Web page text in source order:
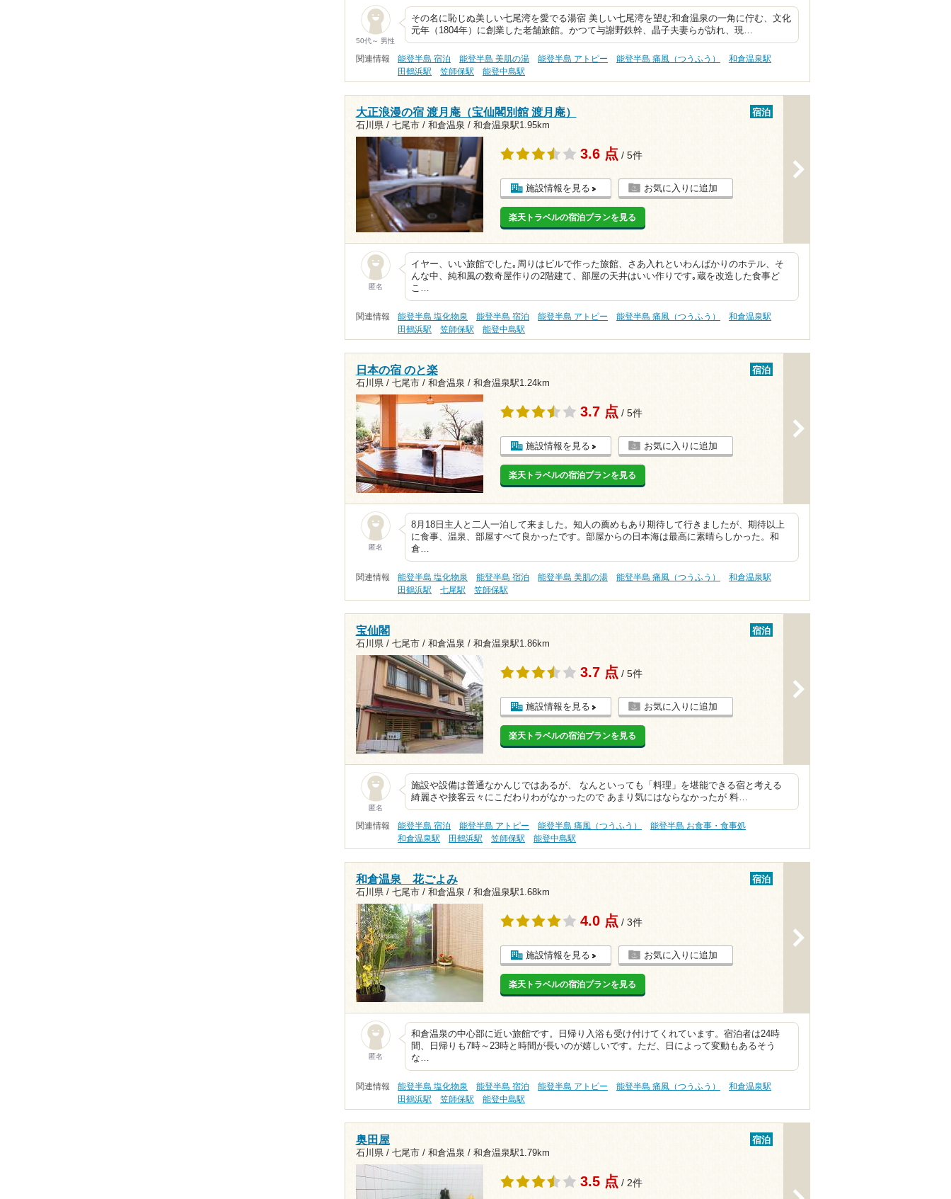
50代～ 男性
その名に恥じぬ美しい七尾湾を愛でる湯宿 美しい七尾湾を望む和倉温泉の一角に佇む、文化
元年（1804年）に創業した老舗旅館。かつて与謝野鉄幹、晶子夫妻らが訪れ、現…
関連情報 能登半島 宿泊 能登半島 美肌の湯 能登半島 アトピー 能登半島 痛風（つうふう）
和倉温泉駅
田鶴浜駅
笠師保駅 能登中島駅
大正浪漫の宿 渡月庵（宝仙閣別館 渡月庵）
石川県 / 七尾市 / 和倉温泉 / 和倉温泉駅1.95km
宿泊
3.6 点 / 5件
施設情報を見る お気に入りに追加
楽天トラベルの宿泊プランを見る
匿名
イヤー、いい旅館でした｡周りはビルで作った旅館、さあ入れといわんばかりのホテル、そ
んな中、純和風の数奇屋作りの2階建て、部屋の天井はいい作りです｡蔵を改造した食事ど
こ…
関連情報 能登半島 塩化物泉 能登半島 宿泊 能登半島 アトピー 能登半島 痛風（つうふう）
和倉温泉駅
田鶴浜駅
笠師保駅 能登中島駅
日本の宿 のと楽
石川県 / 七尾市 / 和倉温泉 / 和倉温泉駅1.24km
宿泊
3.7 点 / 5件
施設情報を見る お気に入りに追加
楽天トラベルの宿泊プランを見る
匿名
8月18日主人と二人一泊して来ました。知人の薦めもあり期待して行きましたが、期待以上
に食事、温泉、部屋すべて良かったです。部屋からの日本海は最高に素晴らしかった。和
倉…
関連情報 能登半島 塩化物泉 能登半島 宿泊 能登半島 美肌の湯 能登半島 痛風（つうふう）
和倉温泉駅
田鶴浜駅
七尾駅 笠師保駅
宝仙閣
石川県 / 七尾市 / 和倉温泉 / 和倉温泉駅1.86km
宿泊
3.7 点 / 5件
施設情報を見る お気に入りに追加
楽天トラベルの宿泊プランを見る
匿名
施設や設備は普通なかんじではあるが、 なんといっても「料理」を堪能できる宿と考える
綺麗さや接客云々にこだわりわがなかったので あまり気にはならなかったが 料…
関連情報 能登半島 宿泊 能登半島 アトピー 能登半島 痛風（つうふう）
能登半島 お食事・食事処
和倉温泉駅
田鶴浜駅 笠師保駅 能登中島駅
和倉温泉 花ごよみ
石川県 / 七尾市 / 和倉温泉 / 和倉温泉駅1.68km
宿泊
4.0 点 / 3件
施設情報を見る お気に入りに追加
楽天トラベルの宿泊プランを見る
匿名
和倉温泉の中心部に近い旅館です。日帰り入浴も受け付けてくれています。宿泊者は24時
間、日帰りも7時～23時と時間が長いのが嬉しいです。ただ、日によって変動もあるそう
な…
関連情報 能登半島 塩化物泉 能登半島 宿泊 能登半島 アトピー 能登半島 痛風（つうふう）
和倉温泉駅
田鶴浜駅
笠師保駅 能登中島駅
奥田屋
石川県 / 七尾市 / 和倉温泉 / 和倉温泉駅1.79km
宿泊
3.5 点 / 2件